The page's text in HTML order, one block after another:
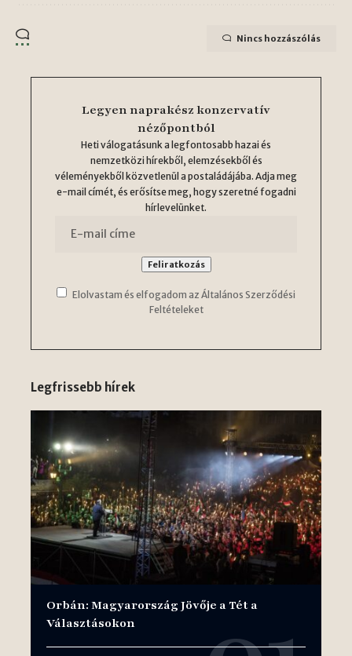
Nincs hozzászólás
Legyen naprakész konzervatív
nézőpontból
Heti válogatásunk a legfontosabb hazai és
nemzetközi hírekből, elemzésekből és
véleményekből közvetlenül a postaládájába. Adja meg
e-mail címét, és erősítse meg, hogy szeretné fogadni
hírlevelünket.
Elolvastam és elfogadom az Általános Szerződési
Feltételeket
Legfrissebb hírek
Orbán: Magyarország Jövője a Tét a
Választásokon